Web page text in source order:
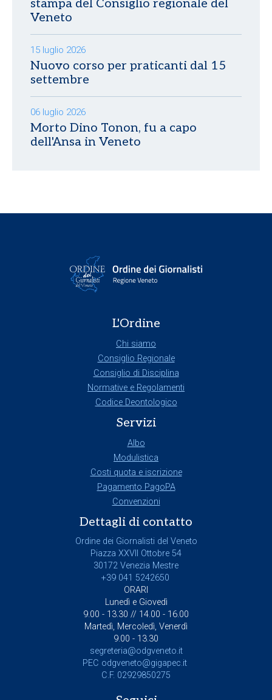
stampa del Consiglio regionale del
Veneto
15 luglio 2026
Nuovo corso per praticanti dal 15
settembre
06 luglio 2026
Morto Dino Tonon, fu a capo
dell'Ansa in Veneto
L'Ordine
Chi siamo
Consiglio Regionale
Consiglio di Disciplina
Normative e Regolamenti
Codice Deontologico
Servizi
Albo
Modulistica
Costi quota e iscrizione
Pagamento PagoPA
Convenzioni
Dettagli di contatto
Ordine dei Giornalisti del Veneto
Piazza XXVII Ottobre 54
30172 Venezia Mestre
+39 041 5242650
ORARI
Lunedì e Giovedì
9.00 - 13.30 // 14.00 - 16.00
Martedì, Mercoledì, Venerdì
9.00 - 13.30
segreteria@odgveneto.it
PEC odgveneto@gigapec.it
C.F. 02929850275